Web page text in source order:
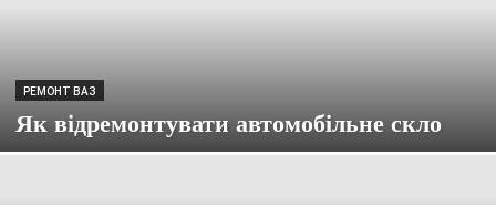
РЕМОНТ ВАЗ
Як відремонтувати автомобільне скло